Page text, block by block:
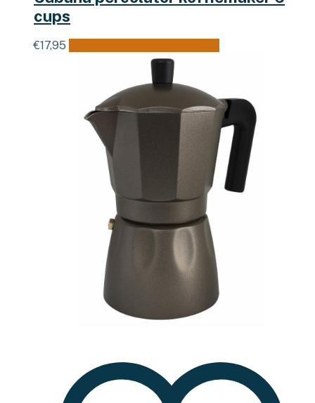
cups
€17,95